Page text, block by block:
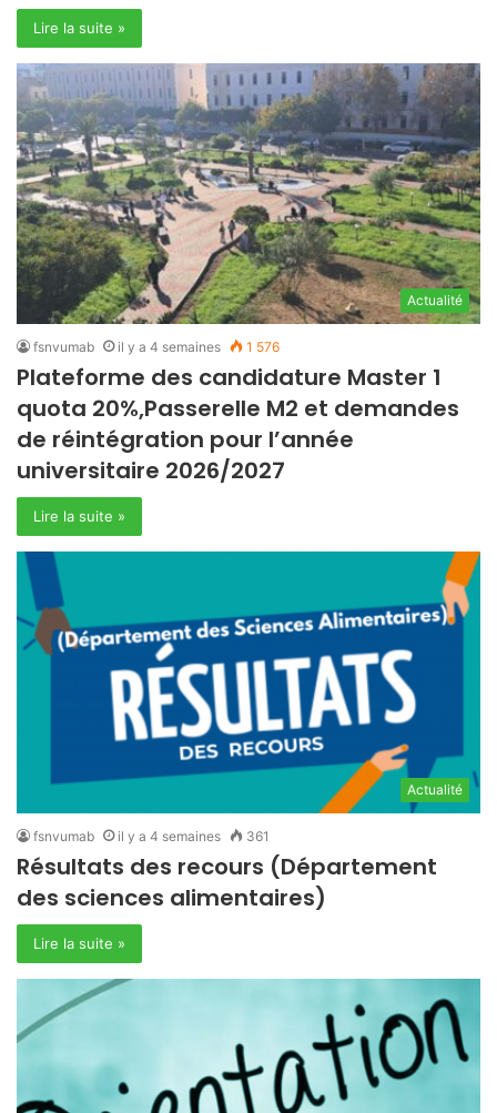
Lire la suite »
Actualité
fsnvumab il y a 4 semaines 1 576
Plateforme des candidature Master 1
quota 20%,Passerelle M2 et demandes
de réintégration pour l’année
universitaire 2026/2027
Lire la suite »
Actualité
fsnvumab il y a 4 semaines 361
Résultats des recours (Département
des sciences alimentaires)
Lire la suite »